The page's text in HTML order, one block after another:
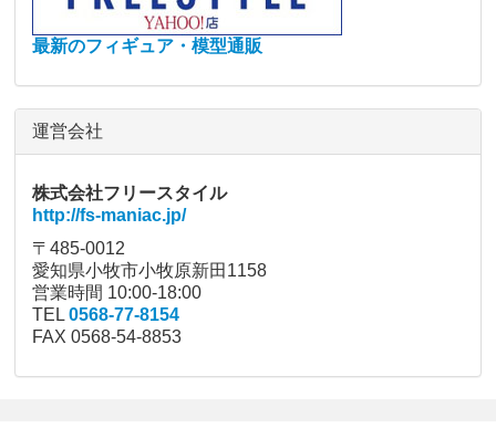
最新のフィギュア・模型通販
運営会社
株式会社フリースタイル
http://fs-maniac.jp/
〒485-0012
愛知県小牧市小牧原新田1158
営業時間 10:00-18:00
TEL0568-77-8154
FAX 0568-54-8853